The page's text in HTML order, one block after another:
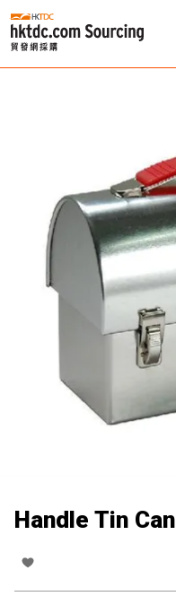
Handle Tin Can